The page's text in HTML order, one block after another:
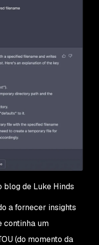
blog de Luke Hinds
a fornecer insights
continha um
(do momento da